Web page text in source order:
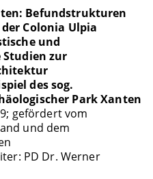
Befundstrukturen
Colonia Ulpia
und
zur
des sog.
Park Xanten
gefördert vom
und dem
PD Dr. Werner